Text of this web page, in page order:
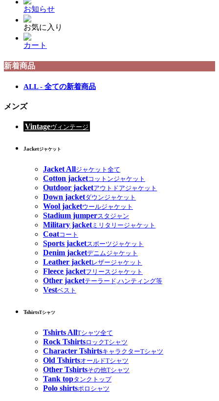
お知らせ
お気に入り
カート
新着商品
ALL - 全ての新着商品
メンズ
Vintageヴィンテージ
Jacketジャケット
Jacket Allジャケット全て
Cotton jacketコットンジャケット
Outdoor jacketアウトドアジャケット
Down jacketダウンジャケット
Wool jacketウールジャケット
Stadium jumperスタジャン
Military jacketミリタリージャケット
Coatコート
Sports jacketスポーツジャケット
Denim jacketデニムジャケット
Leather jacketレザージャケット
Fleece jacketフリースジャケット
Other jacketテーラード,ハンティング等
Vestベスト
TshirtsTシャツ
Tshirts AllTシャツ全て
Rock TshirtsロックTシャツ
Character TshirtsキャラクターTシャツ
Old TshirtsオールドTシャツ
Other Tshirtsその他Tシャツ
Tank topタンクトップ
Polo shirtsポロシャツ